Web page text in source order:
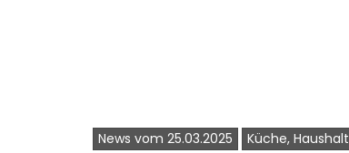
News vom 25.03.2025 Küche, Haushalt